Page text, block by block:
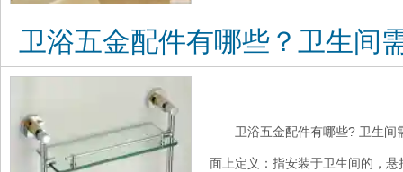
卫浴五金配件有哪些？卫生间
卫浴五金配件有哪些? 卫生间
面上定义：指安装于卫生间的，